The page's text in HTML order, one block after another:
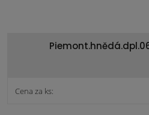
Cena za ks: